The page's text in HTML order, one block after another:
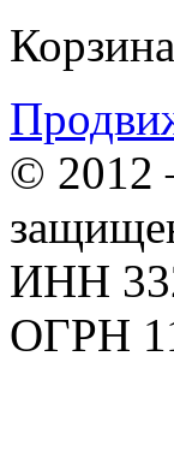
© 2012
ИНН
ОГРН